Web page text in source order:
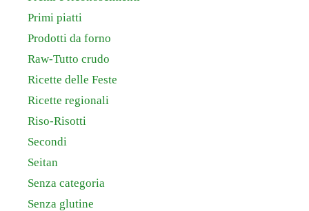
Primi piatti
Prodotti da forno
Raw-Tutto crudo
Ricette delle Feste
Ricette regionali
Riso-Risotti
Secondi
Seitan
Senza categoria
Senza glutine